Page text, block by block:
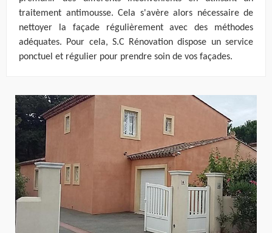
traitement antimousse. Cela s'avère alors nécessaire de
nettoyer la façade régulièrement avec des méthodes
adéquates. Pour cela, S.C Rénovation dispose un service
ponctuel et régulier pour prendre soin de vos façades.